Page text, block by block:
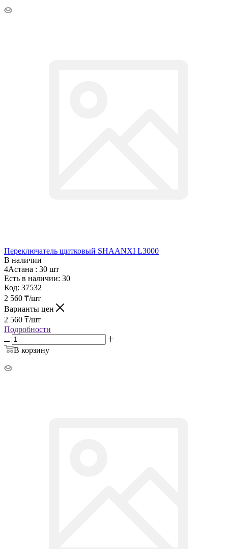
Переключатель щитковый SHAANXI L3000
В наличии
4Астана : 30 шт
Есть в наличии: 30
Код: 37532
2 560 ₸/шт
Варианты цен
2 560 ₸/шт
Подробности
В корзину